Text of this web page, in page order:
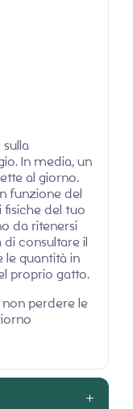
In media, un
al giorno.
funzione del
fisiche del tuo
da ritenersi
consultare il
quantità in
proprio gatto.
perdere le